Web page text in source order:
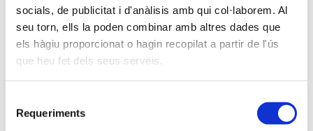
socials, de publicitat i d'anàlisis amb qui col·laborem. Al
seu torn, ells la poden combinar amb altres dades que
els hàgiu proporcionat o hagin recopilat a partir de l'ús
que heu fet dels seus serveis.
Requeriments
Com a usuari nou del WordPress, hauríeu d’anar al
taulerper suprimir aquesta pàgina i crear pàgines